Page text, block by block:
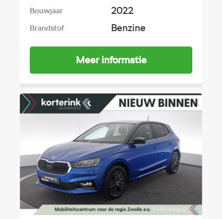
Bouwjaar 2022
Brandstof Benzine
Meer informatie